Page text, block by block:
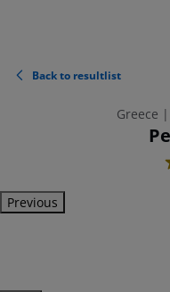
Back to resultlist
Greece
Previous